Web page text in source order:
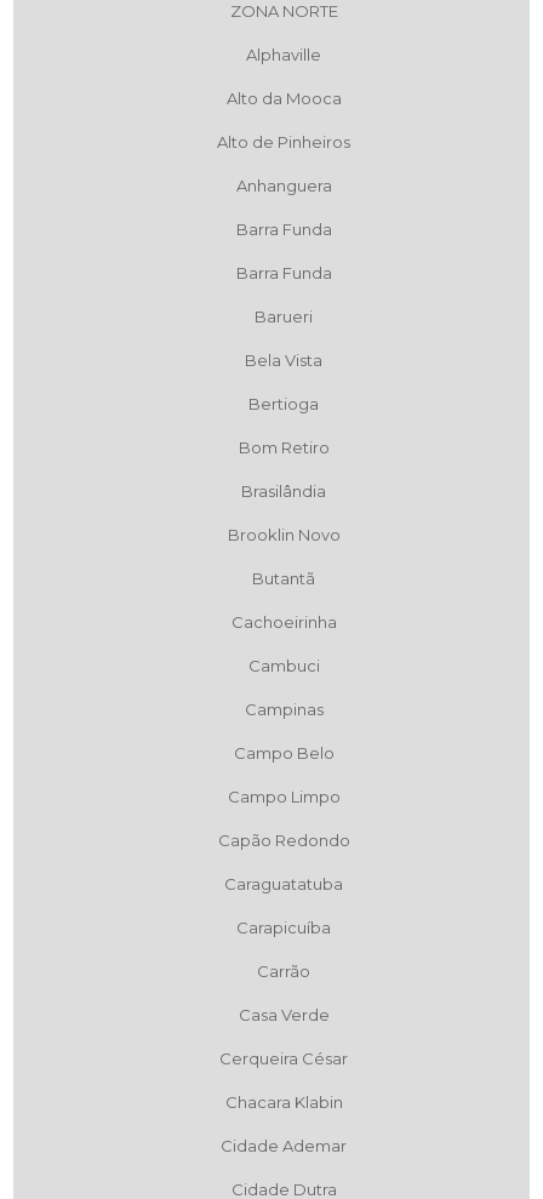
ZONA NORTE
Alphaville
Alto da Mooca
Alto de Pinheiros
Anhanguera
Barra Funda
Barra Funda
Barueri
Bela Vista
Bertioga
Bom Retiro
Brasilândia
Brooklin Novo
Butantã
Cachoeirinha
Cambuci
Campinas
Campo Belo
Campo Limpo
Capão Redondo
Caraguatatuba
Carapicuíba
Carrão
Casa Verde
Cerqueira César
Chacara Klabin
Cidade Ademar
Cidade Dutra